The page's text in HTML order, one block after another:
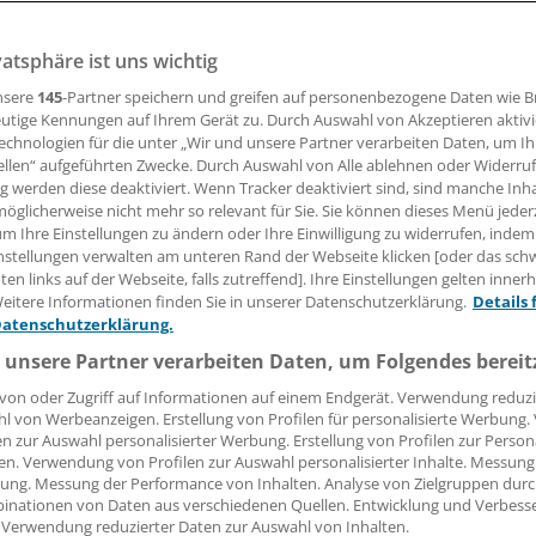
05:00 Uhr
(ras). Durchfall, Bauchschmerzen, Kariesprophylaxe
diese vier neuen Themen wurde die Reihe der Faltblätter
der DGKJ" auf 14 Ausgaben rund um die
für Kinder- und Jugendmedizin (DGKJ)
"DGKJ Elterninformationen" zur Kindergesundheit und
und Beratungsstellen an. In den Faltblättern werden
und Informationsquellen zur Recherche an die Hand
14 Faltblätter kostenlos anfordern.
ist uns wichtig
145-Partner speichern und greifen auf personenbezogene Daten wie
Kennungen auf Ihrem Gerät zu. Durch Auswahl von Akzeptieren
für die unter „Wir und unsere Partner verarbeiten Daten, um
aufgeführten Zwecke. Durch Auswahl von Alle ablehnen oder
werden diese deaktiviert. Wenn Tracker deaktiviert sind, sind manche
nicht mehr so relevant für Sie. Sie können dieses Menü
Ihre Einstellungen zu ändern oder Ihre Einwilligung zu widerrufen, indem
verwalten am unteren Rand der Webseite klicken [oder das
links auf der Webseite, falls zutreffend]. Ihre Einstellungen gelten
Informationen finden Sie in unserer Datenschutzerklärung. Details
Partner verarbeiten Daten, um Folgendes
oder Zugriff auf Informationen auf einem Endgerät. Verwendung
von Werbeanzeigen. Erstellung von Profilen für personalisierte
zur Auswahl personalisierter Werbung. Erstellung von Profilen zur
Verwendung von Profilen zur Auswahl personalisierter Inhalte.
Messung der Performance von Inhalten. Analyse von Zielgruppen
von Daten aus verschiedenen Quellen. Entwicklung und
reduzierter Daten zur Auswahl von Inhalten.